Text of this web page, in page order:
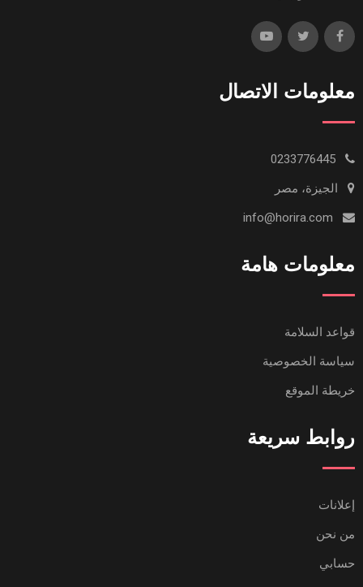
معلومات الاتصال
الجيزة، مصر
معلومات هامة
قواعد السلامة
سياسة الخصوصية
خريطة الموقع
روابط سريعة
إعلانات
من نحن
حسابي